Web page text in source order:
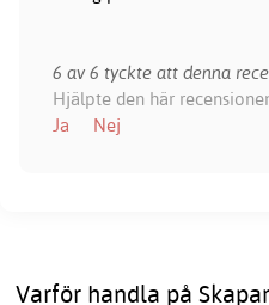
6 av 6 tyckte att denna
Hjälpte den här
Ja
Nej
Varför handla på